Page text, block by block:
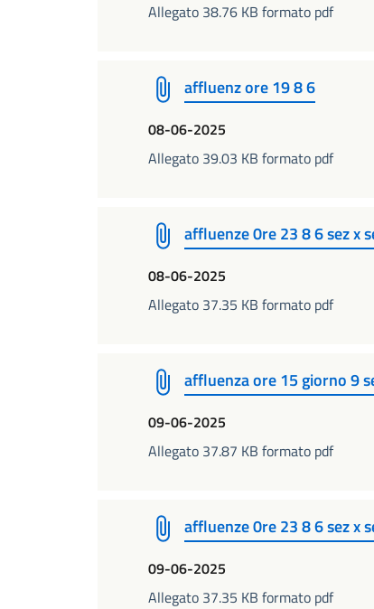
Allegato 38.76 KB formato pdf
affluenz ore 19 8 6
08-06-2025
Allegato 39.03 KB formato pdf
affluenze 0re 23 8 6 sez x
08-06-2025
Allegato 37.35 KB formato pdf
affluenza ore 15 giorno 9
09-06-2025
Allegato 37.87 KB formato pdf
affluenze 0re 23 8 6 sez x
09-06-2025
Allegato 37.35 KB formato pdf